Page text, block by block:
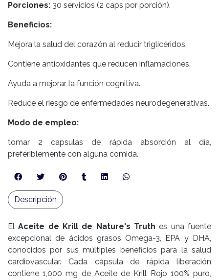
Porciones: 30 servicios (2 caps por porción).
Beneficios:
Mejora la salud del corazón al reducir triglicéridos.
Contiene antioxidantes que reducen inflamaciones.
Ayuda a mejorar la función cognitiva.
Reduce el riesgo de enfermedades neurodegenerativas.
Modo de empleo:
tomar 2 capsulas de rápida absorción al día,
preferiblemente con alguna comida.
ElAceite de Krill de Nature's Truth es una fuente
excepcional de ácidos grasos Omega-3, EPA y DHA,
conocidos por sus múltiples beneficios para la salud
cardiovascular. Cada cápsula de rápida liberación
contiene 1,000 mg de Aceite de Krill Rojo 100% puro,
Descripción